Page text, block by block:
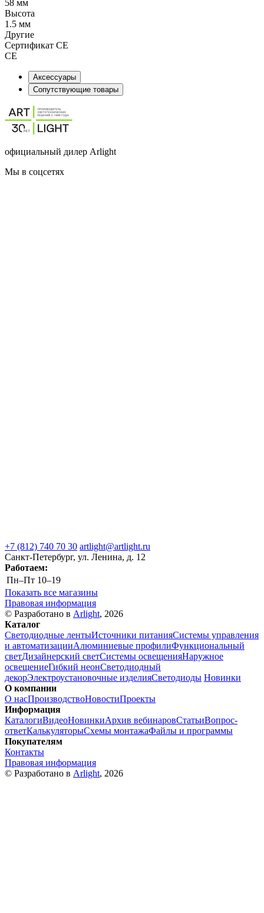
58 мм
Высота
1.5 мм
Другие
Сертификат CE
CE
Аксессуары
Сопутствующие товары
официальный дилер Arlight
Мы в соцсетях
+7 (812) 740 70 30 artlight@artlight.ru
Санкт-Петербург, ул. Ленина, д. 12
Работаем:
Пн–Пт 10–19
Показать все магазины
Правовая информация
© Разработано в Arlight, 2026
Каталог
Светодиодные лентыИсточники питанияСистемы управления
и автоматизацииАлюминиевые профилиФункциональный
светДизайнерский светСистемы освещенияНаружное
освещениеГибкий неонСветодиодный
декорЭлектроустановочные изделияСветодиоды Новинки
О компании
О насПроизводствоНовостиПроекты
Информация
КаталогиВидеоНовинкиАрхив вебинаровСтатьиВопрос-
ответКалькуляторыСхемы монтажаФайлы и программы
Покупателям
Контакты
Правовая информация
© Разработано в Arlight, 2026